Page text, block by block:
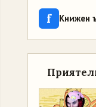
f Книжен